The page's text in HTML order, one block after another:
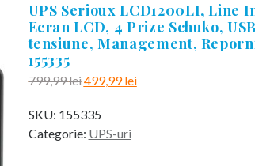
UPS Serioux LCD1200LI, Line
Ecran LCD, 4 Prize Schuko,
tensiune, Management,
155335
799,99leiPrețul
a
fost:
499,99leiPrețul
SKU: 155335
Categorie: UPS-uri